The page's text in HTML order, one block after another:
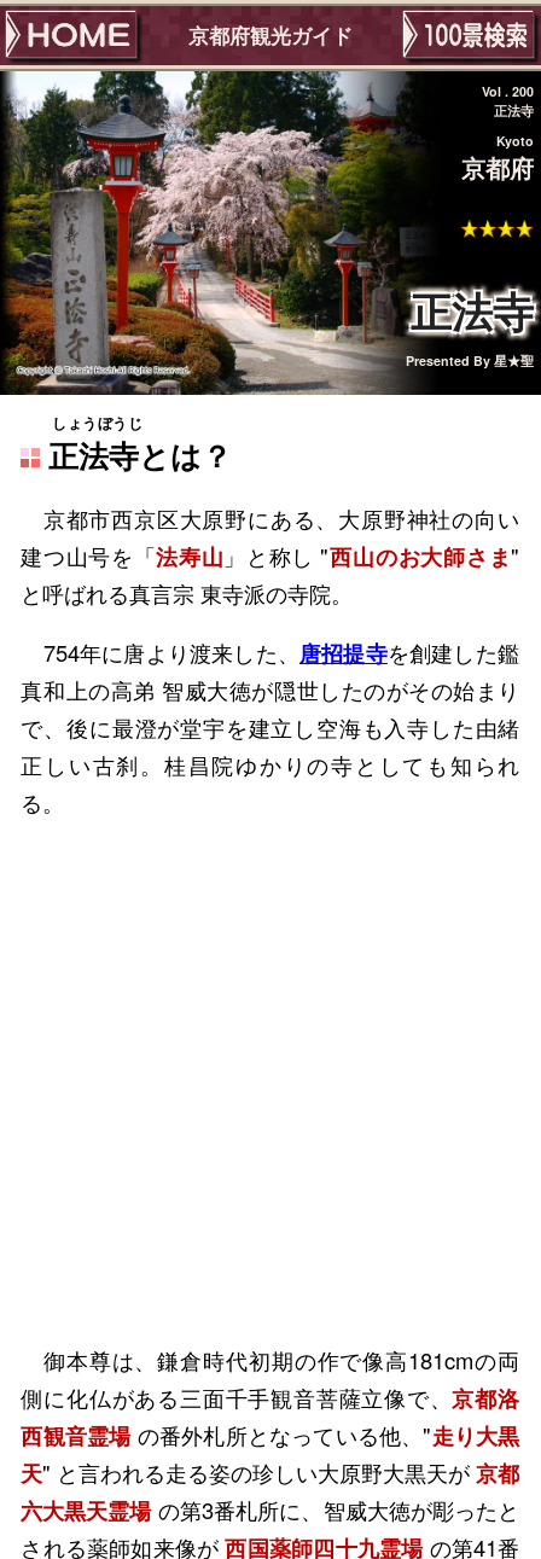
京都府観光ガイド
Vol . 200
正法寺
Kyoto
京都府
正法寺
Presented By 星★聖
正法寺
しょうぼうじ
とは？
京都市西京区大原野にある、大原野神社の向い
建つ山号を「法寿山 」と称し "西山のお大師さま"
と呼ばれる真言宗 東寺派の寺院。
754年に唐より渡来した、 唐招提寺を創建した鑑
真和上の高弟 智威大徳が隠世したのがその始まり
で、後に最澄が堂宇を建立し空海も入寺した由緒
正しい古刹。桂昌院ゆかりの寺としても知られ
る。
御本尊は、鎌倉時代初期の作で像高181cmの両
側に化仏がある三面千手観音菩薩立像で、京都洛
西観音霊場の番外札所となっている他、"走り大黒
天" と言われる走る姿の珍しい大原野大黒天が京都
六大黒天霊場の第3番札所に、智威大徳が彫ったと
される薬師如来像が西国薬師四十九霊場の第41番